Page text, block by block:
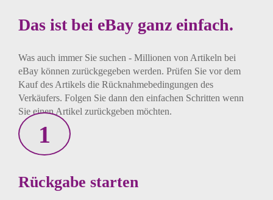
Das ist bei eBay ganz einfach.
Was auch immer Sie suchen - Millionen von Artikeln bei
eBay können zurückgegeben werden. Prüfen Sie vor dem
Kauf des Artikels die Rücknahmebedingungen des
Verkäufers. Folgen Sie dann den einfachen Schritten wenn
Sie einen Artikel zurückgeben möchten.
1
Rückgabe starten